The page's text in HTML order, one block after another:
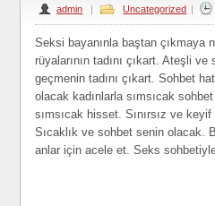
admin | Uncategorized |
Seksi bayanınla baştan çıkmaya
rüyalarının tadını çıkart. Ateşli
geçmenin tadını çıkart. Sohbet
olacak kadınlarla sımsıcak
sımsıcak hisset. Sınırsız ve
Sıcaklık ve sohbet senin olacak.
anlar için acele et. Seks